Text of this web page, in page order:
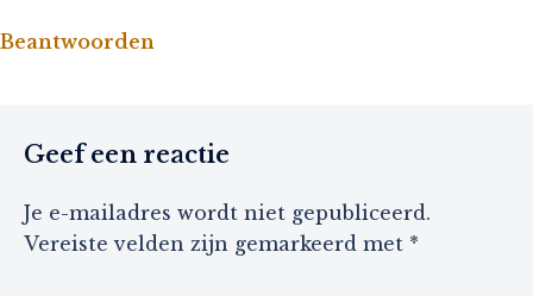
Beantwoorden
Geef een reactie
Je e-mailadres wordt niet gepubliceerd.
Vereiste velden zijn gemarkeerd met *